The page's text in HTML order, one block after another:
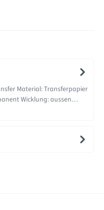
Material: Transferpapier
Wicklung: aussen…